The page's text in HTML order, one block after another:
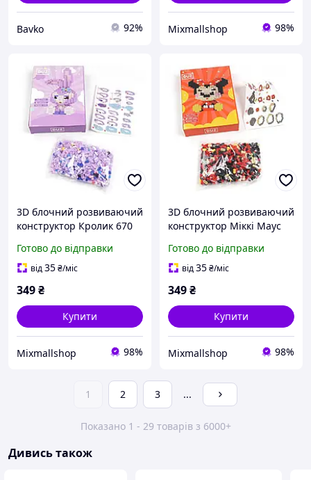
Bavko 92% Mixmallshop 98%
3D блочний розвиваючий
конструктор Кролик 670
Готово до відправки
від35₴/міс
349₴
Купити
Mixmallshop 98%
3D блочний розвиваючий
конструктор Міккі Маус
Готово до відправки
від35₴/міс
349₴
Купити
Mixmallshop 98%
1 2 3 ...
Показано 1 - 29 товарів з 6000+
Дивись також